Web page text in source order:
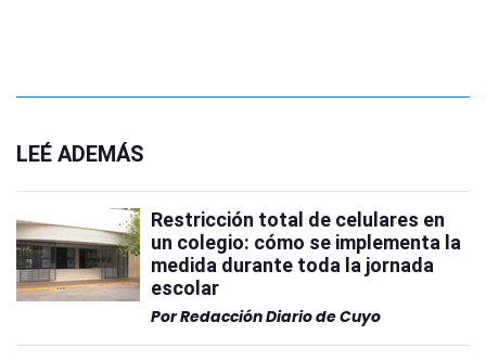
LEÉ ADEMÁS
Restricción total de celulares en
un colegio: cómo se implementa la
medida durante toda la jornada
escolar
PorRedacción Diario de Cuyo